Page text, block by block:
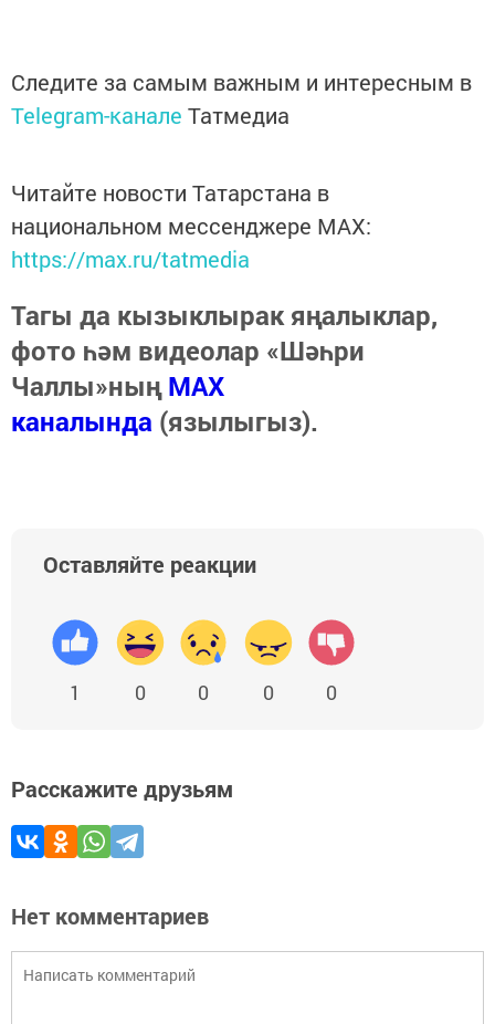
Следите за самым важным и интересным в
Telegram-канале Татмедиа
Читайте новости Татарстана в
национальном мессенджере MАХ:
https://max.ru/tatmedia
Тагы да кызыклырак яңалыклар,
фото һәм видеолар «Шәһри
Чаллы»ныңMAX
каналында (язылыгыз).
Оставляйте реакции
1 0 0 0 0
Расскажите друзьям
Нет комментариев